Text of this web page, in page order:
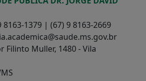
8163-1379 | (67) 9 8163-2669
Filinto Muller, 1480 - Vila